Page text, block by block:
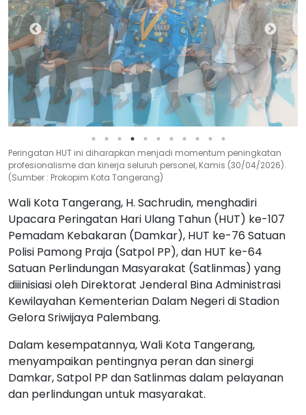
Kehadiran Wali Kota Tangerang menjadi bentuk dukungan
terhadap sinergi Damkar, Satpol PP, dan Satlinmas dalam melayani
masyarakat, Kamis (30/04/2026). (Sumber : Prokopim Kota
Wali Kota Tangerang, H. Sachrudin, menghadiri
Upacara Peringatan Hari Ulang Tahun (HUT) ke-107
Pemadam Kebakaran (Damkar), HUT ke-76 Satuan
Polisi Pamong Praja (Satpol PP), dan HUT ke-64
Satuan Perlindungan Masyarakat (Satlinmas) yang
diiinisiasi oleh Direktorat Jenderal Bina Administrasi
Kewilayahan Kementerian Dalam Negeri di Stadion
Gelora Sriwijaya Palembang.
Dalam kesempatannya, Wali Kota Tangerang,
menyampaikan pentingnya peran dan sinergi
Damkar, Satpol PP dan Satlinmas dalam pelayanan
dan perlindungan untuk masyarakat.